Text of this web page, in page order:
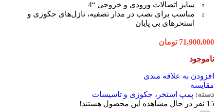
سایز اتصالات ورودی و خروجی “4
مناسب برای نصب در مدار تصفیه، نازل‌های جکوزی و
استخرهای بی پایان
71,900,000 تومان
ناموجود
افزودن به علاقه مندی
مقایسه
دسته: پمپ استخر، جکوزی و تاسیسات
15 نفر در حال مشاهده این محصول هستند!